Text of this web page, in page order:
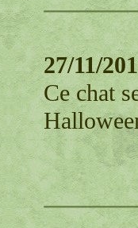
27/11/
Ce chat